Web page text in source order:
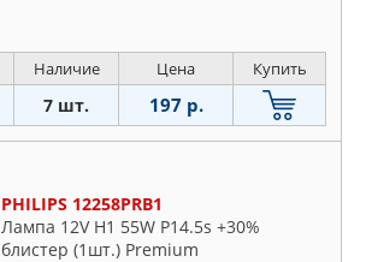
Наличие Цена Купить
7 шт. 197 р.
PHILIPS 12258PRB1
Лампа 12V H1 55W P14.5s +30%
блистер (1шт.) Premium